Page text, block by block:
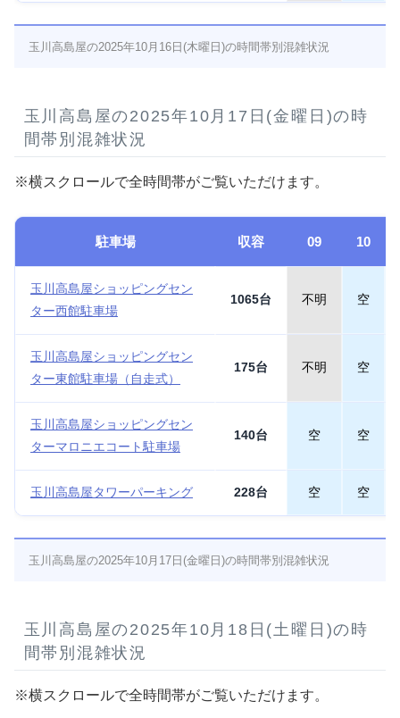
玉川高島屋の2025年10月16日(木曜日)の時間帯別混雑状況
玉川高島屋の2025年10月17日(金曜日)の時
間帯別混雑状況
※横スクロールで全時間帯がご覧いただけます。
駐車場 収容 09 10
玉川高島屋ショッピングセン
ター西館駐車場
1065台 不明 空
玉川高島屋ショッピングセン
ター東館駐車場（自走式）
175台 不明 空
玉川高島屋ショッピングセン
ターマロニエコート駐車場
140台 空 空
玉川高島屋タワーパーキング 228台 空 空
玉川高島屋の2025年10月17日(金曜日)の時間帯別混雑状況
玉川高島屋の2025年10月18日(土曜日)の時
間帯別混雑状況
※横スクロールで全時間帯がご覧いただけます。